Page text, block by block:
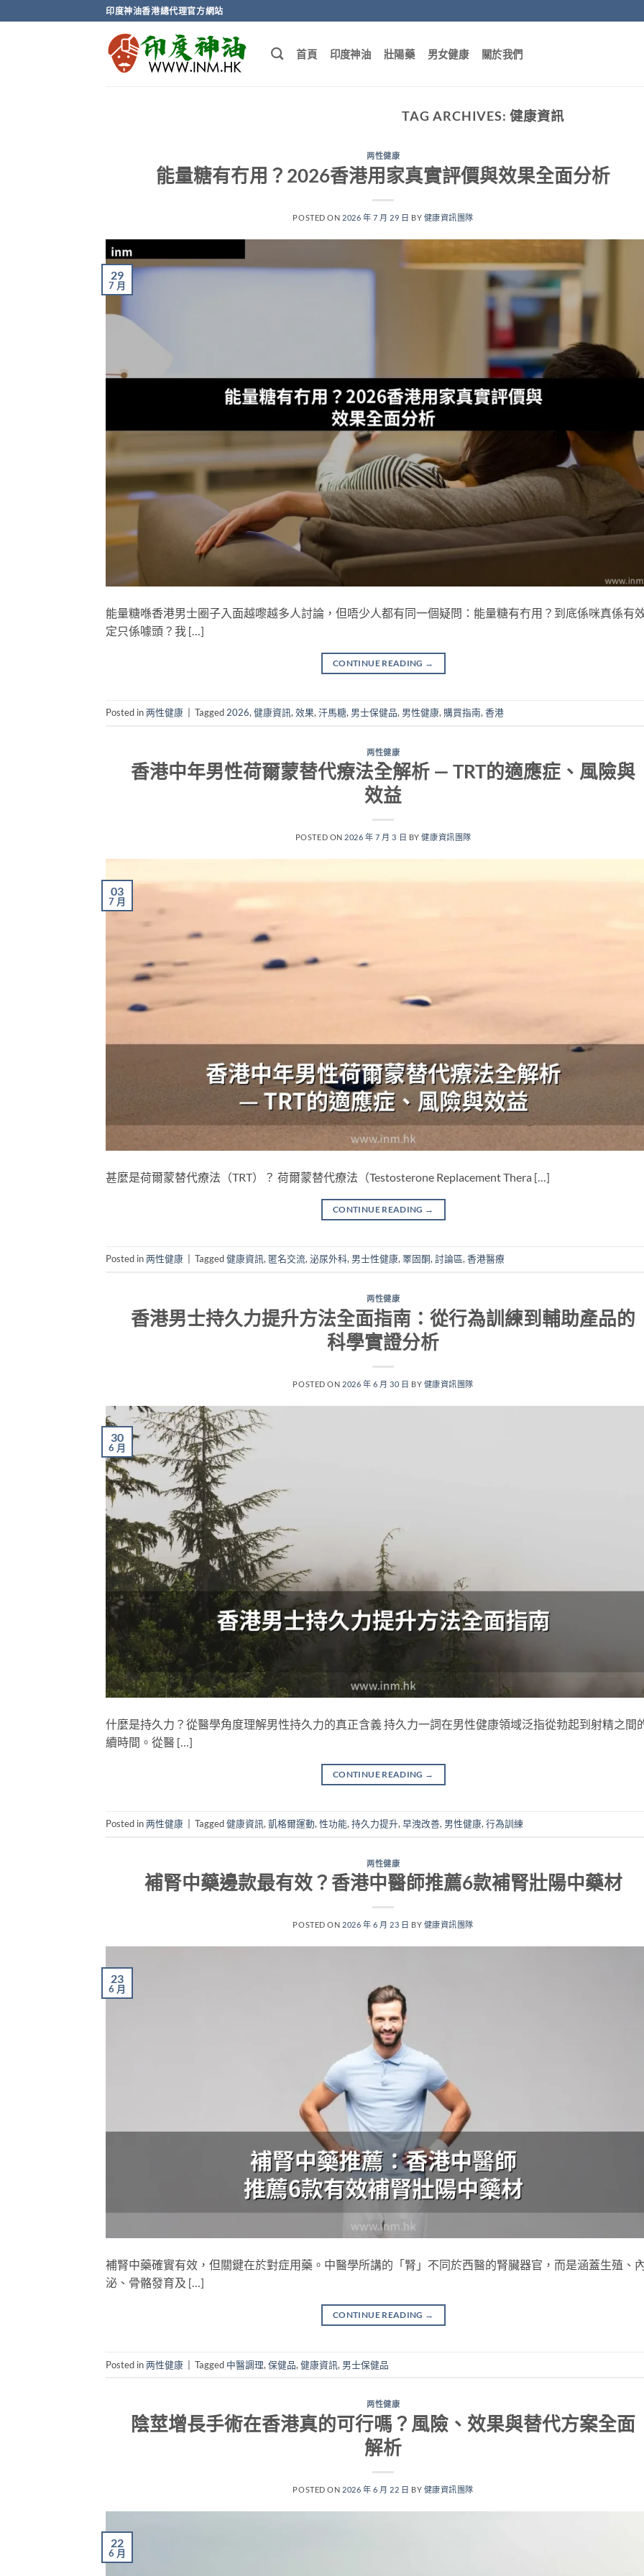
to
印度神油香港總代理官方網站
首頁 印度神油 壯陽藥 男女健康 關於我們
TAG ARCHIVES:健康資訊
两性健康
能量糖有冇用？2026香港用家真實評價與效果全面分析
POSTED ON 2026 年 7 月 29 日 BY 健康資訊團隊
29
7 月
能量糖喺香港男士圈子入面越嚟越多人討論，但唔少人都有同一個疑問：能量糖有冇用？到底係咪真係有
定只係噱頭？我 […]
CONTINUE READING →
Posted in两性健康 Tagged 2026, 健康資訊, 效果, 汗馬糖, 男士保健品, 男性健康, 購買指南, 香港
两性健康
香港中年男性荷爾蒙替代療法全解析 — TRT的適應症、風險與
效益
POSTED ON 2026 年 7 月 3 日 BY健康資訊團隊
03
7 月
甚麼是荷爾蒙替代療法（TRT）？ 荷爾蒙替代療法（Testosterone Replacement Thera […]
CONTINUE READING →
Posted in两性健康 Tagged健康資訊,匿名交流,泌尿外科, 男士性健康,睪固酮,討論區,香港醫療
两性健康
香港男士持久力提升方法全面指南：從行為訓練到輔助產品的
科學實證分析
POSTED ON 2026 年 6 月 30 日 BY 健康資訊團隊
30
6 月
什麼是持久力？從醫學角度理解男性持久力的真正含義 持久力一詞在男性健康領域泛指從勃起到射精之間
續時間。從醫 […]
CONTINUE READING →
Posted in两性健康 Tagged健康資訊, 凱格爾運動, 性功能, 持久力提升, 早洩改善, 男性健康, 行為訓練
两性健康
補腎中藥邊款最有效？香港中醫師推薦6款補腎壯陽中藥材
POSTED ON 2026 年 6 月 23 日 BY 健康資訊團隊
23
6 月
補腎中藥確實有效，但關鍵在於對症用藥。中醫學所講的「腎」不同於西醫的腎臟器官，而是涵蓋生殖、
泌、骨骼發育及 […]
CONTINUE READING →
Posted in两性健康 | Tagged 中醫調理, 保健品, 健康資訊, 男士保健品
两性健康
陰莖增長手術在香港真的可行嗎？風險、效果與替代方案全面
解析
POSTED ON 2026 年 6 月 22 日 BY 健康資訊團隊
22
6 月